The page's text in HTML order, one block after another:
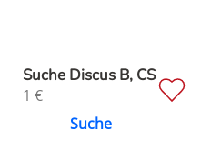
Suche Discus B, CS
1 €
Suche